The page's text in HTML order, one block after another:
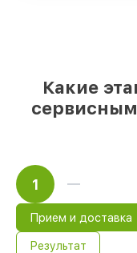
сделаем
старте работ
Какие
1
Прием и доставка
Результат